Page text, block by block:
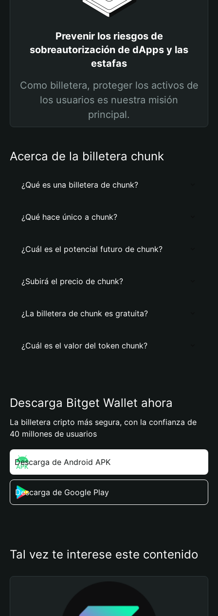
Prevenir los riesgos de
sobreautorización de dApps y las
estafas
Como billetera, proteger los activos de
los usuarios es nuestra misión
principal.
Acerca de la billetera chunk
¿Qué es una billetera de chunk?
¿Qué hace único a chunk?
¿Cuál es el potencial futuro de chunk?
¿Subirá el precio de chunk?
¿La billetera de chunk es gratuita?
¿Cuál es el valor del token chunk?
Descarga Bitget Wallet ahora
La billetera cripto más segura, con la confianza de
40 millones de usuarios
Descarga de Android APK
Descarga de Google Play
Tal vez te interese este contenido